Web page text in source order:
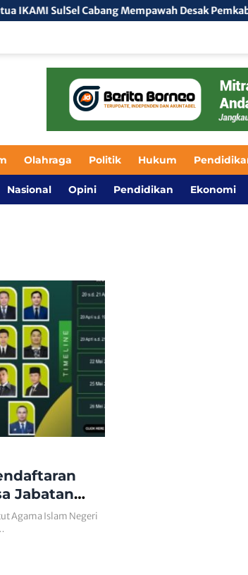
Cabang Mempawah Desak Pemkab Evaluasi
Olahraga Politik Hukum
Nasional Opini Pendidikan Ekonomi
Jabatan
Agama Islam Negeri